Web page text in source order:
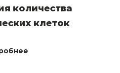
количества
клеток